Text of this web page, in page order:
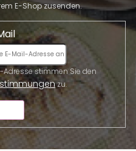
E-Shop zusenden.
zu.